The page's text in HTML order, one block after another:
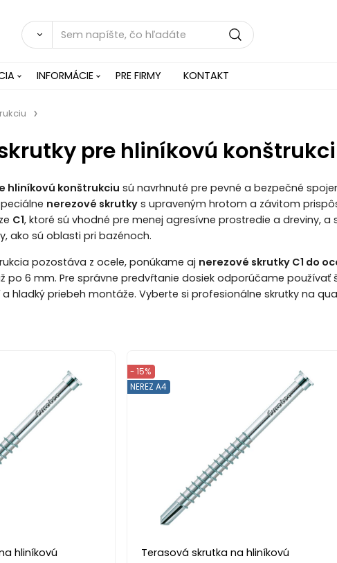
INFORMÁCIE PRE FIRMY KONTAKT
pre hliníkovú
hliníkovú konštrukciu sú navrhnuté pre pevné a bezpečné
nerezové skrutkys upraveným hrotom a závitom
C1, ktoré sú vhodné pre menej agresívne prostredie a dreviny, a
ako sú oblasti pri bazénoch.
pozostáva z ocele, ponúkame aj nerezové skrutky C1 do
po 6 mm. Pre správne predvŕtanie dosiek odporúčame používať
hladký priebeh montáže. Vyberte si profesionálne skrutky na
hliníkovú
Terasová skrutka na hliníkovú
- 15%
NEREZ A4